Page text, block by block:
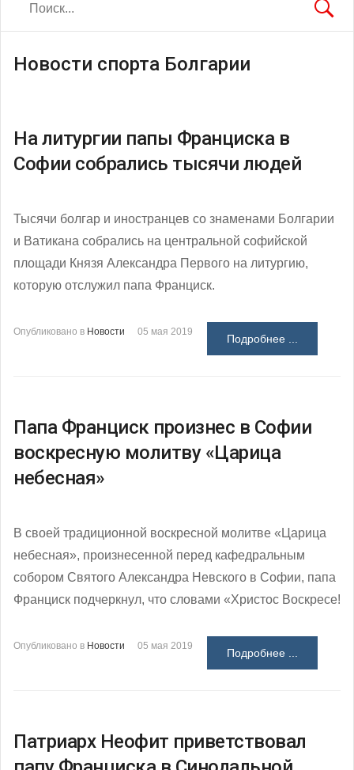
Новости спорта Болгарии
На литургии папы Франциска в
Софии собрались тысячи людей
Тысячи болгар и иностранцев со знаменами Болгарии
и Ватикана собрались на центральной софийской
площади Князя Александра Первого на литургию,
которую отслужил папа Франциск.
Опубликовано в Новости 05 мая 2019
Подробнее ...
Папа Франциск произнес в Софии
воскресную молитву «Царица
небесная»
В своей традиционной воскресной молитве «Царица
небесная», произнесенной перед кафедральным
собором Святого Александра Невского в Софии, папа
Франциск подчеркнул, что словами «Христос Воскресе!
Опубликовано в Новости 05 мая 2019
Подробнее ...
Патриарх Неофит приветствовал